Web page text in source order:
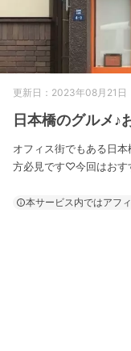
更新日：2023年08月21日
日本橋のグルメ
オフィス街でもある日
方必見です♡今回はおす
本サービス内ではアフ